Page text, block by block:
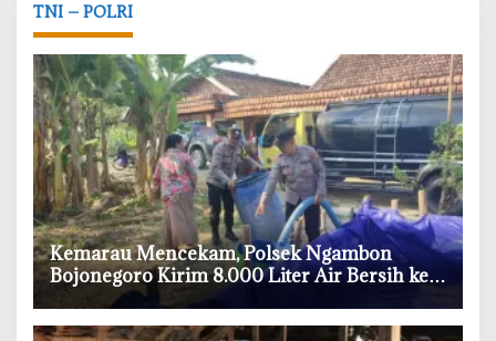
TNI – POLRI
‎Kemarau Mencekam, Polsek Ngambon
Bojonegoro Kirim 8.000 Liter Air Bersih ke
Warga Bondol